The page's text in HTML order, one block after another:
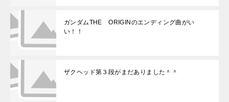
ガンダムTHE ORIGINのエンディング曲がい
い！！
ザクヘッド第３段がまだありました＾＾